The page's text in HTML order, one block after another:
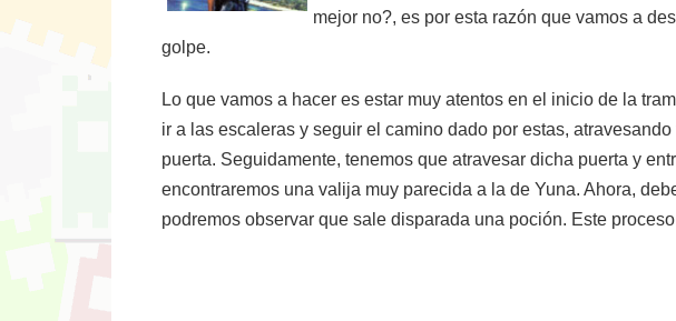
mejor no?, es por esta razón que vamos a
golpe.
Lo que vamos a hacer es estar muy atentos en el inicio de la
ir a las escaleras y seguir el camino dado por estas,
puerta. Seguidamente, tenemos que atravesar dicha puerta y
encontraremos una valija muy parecida a la de Yuna. Ahora,
podremos observar que sale disparada una poción. Este